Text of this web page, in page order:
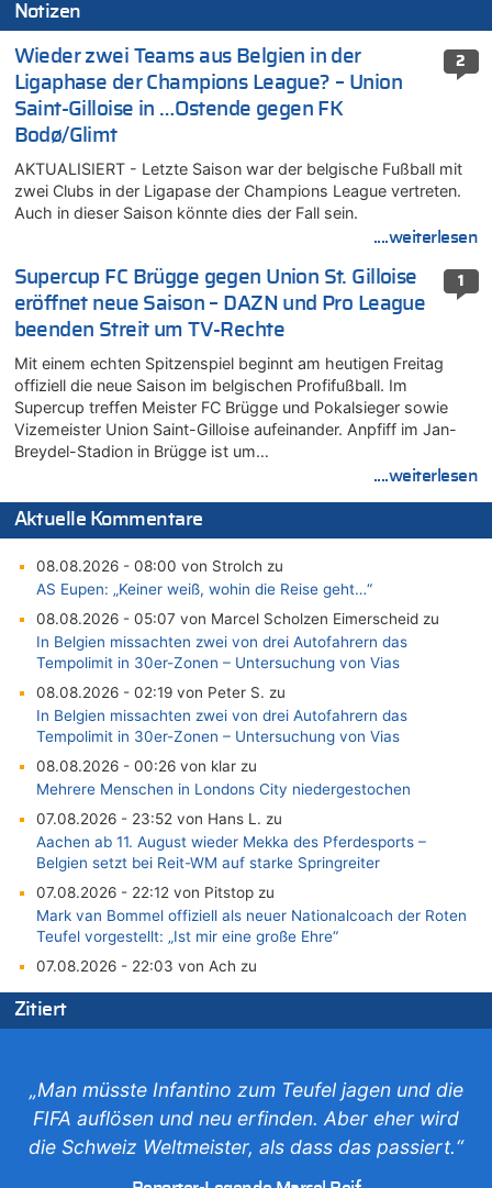
Notizen
2
Wieder zwei Teams aus Belgien in der
Ligaphase der Champions League? – Union
Saint-Gilloise in …Ostende gegen FK
Bodø/Glimt
AKTUALISIERT - Letzte Saison war der belgische Fußball mit
zwei Clubs in der Ligapase der Champions League vertreten.
Auch in dieser Saison könnte dies der Fall sein.
....weiterlesen
1
Supercup FC Brügge gegen Union St. Gilloise
eröffnet neue Saison – DAZN und Pro League
beenden Streit um TV-Rechte
Mit einem echten Spitzenspiel beginnt am heutigen Freitag
offiziell die neue Saison im belgischen Profifußball. Im
Supercup treffen Meister FC Brügge und Pokalsieger sowie
Vizemeister Union Saint-Gilloise aufeinander. Anpfiff im Jan-
Breydel-Stadion in Brügge ist um…
....weiterlesen
Aktuelle Kommentare
08.08.2026 - 08:00 von Strolch zu
AS Eupen: „Keiner weiß, wohin die Reise geht…“
08.08.2026 - 05:07 von Marcel Scholzen Eimerscheid zu
In Belgien missachten zwei von drei Autofahrern das
Tempolimit in 30er-Zonen – Untersuchung von Vias
08.08.2026 - 02:19 von Peter S. zu
In Belgien missachten zwei von drei Autofahrern das
Tempolimit in 30er-Zonen – Untersuchung von Vias
08.08.2026 - 00:26 von klar zu
Mehrere Menschen in Londons City niedergestochen
07.08.2026 - 23:52 von Hans L. zu
Aachen ab 11. August wieder Mekka des Pferdesports –
Belgien setzt bei Reit-WM auf starke Springreiter
07.08.2026 - 22:12 von Pitstop zu
Mark van Bommel offiziell als neuer Nationalcoach der Roten
Teufel vorgestellt: „Ist mir eine große Ehre“
07.08.2026 - 22:03 von Ach zu
Aachen ab 11. August wieder Mekka des Pferdesports –
Belgien setzt bei Reit-WM auf starke Springreiter
07.08.2026 - 20:22 von Anstreicher zu
Zweite Hitzewelle in diesem Sommer ist jetzt amtlich
07.08.2026 - 20:11 von Noah Parmentier zu
Zitiert
„Man müsste Infantino zum Teufel jagen und die
FIFA auflösen und neu erfinden. Aber eher wird
die Schweiz Weltmeister, als dass das passiert.“